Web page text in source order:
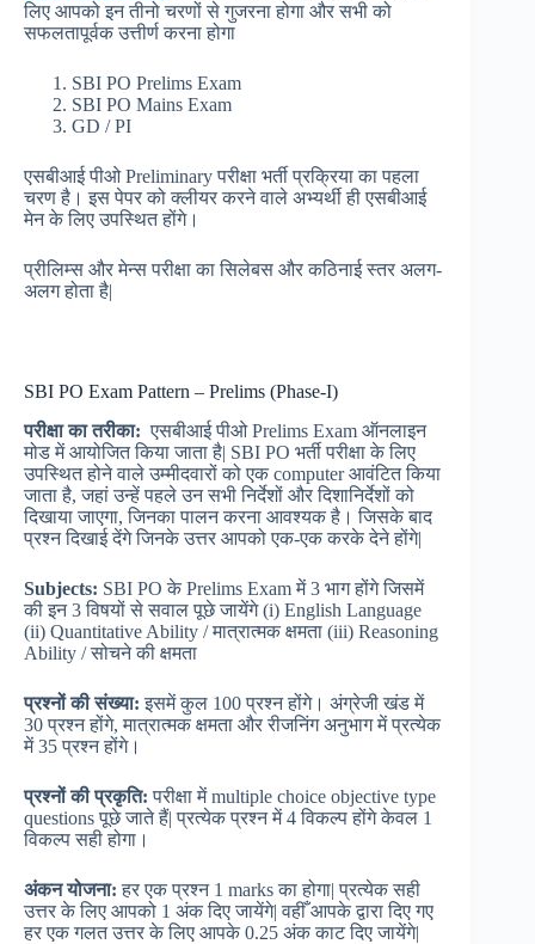
लिए आपको इन तीनो चरणों से गुजरना होगा और सभी को
सफलतापूर्वक उत्तीर्ण करना होगा
SBI PO Prelims Exam
SBI PO Mains Exam
GD / PI
एसबीआई पीओ Preliminary परीक्षा भर्ती प्रक्रिया का पहला
चरण है। इस पेपर को क्लीयर करने वाले अभ्यर्थी ही एसबीआई
मेन के लिए उपस्थित होंगे।
प्रीलिम्स और मेन्स परीक्षा का सिलेबस और कठिनाई स्तर अलग-
अलग होता है|
SBI PO Exam Pattern – Prelims (Phase-I)
परीक्षाकातरीका: एसबीआई पीओ Prelims Exam ऑनलाइन
मोड में आयोजित किया जाता है| SBI PO भर्ती परीक्षा के लिए
उपस्थित होने वाले उम्मीदवारों को एक computer आवंटित किया
जाता है, जहां उन्हें पहले उन सभी निर्देशों और दिशानिर्देशों को
दिखाया जाएगा, जिनका पालन करना आवश्यक है। जिसके बाद
प्रश्न दिखाई देंगे जिनके उत्तर आपको एक-एक करके देने होंगे|
Subjects: SBI PO के Prelims Exam में 3 भाग होंगे जिसमें
की इन 3 विषयों से सवाल पूछे जायेंगे (i) English Language
(ii) Quantitative Ability / मात्रात्मक क्षमता (iii) Reasoning
Ability / सोचने की क्षमता
प्रश्नोंकीसंख्या: इसमें कुल 100 प्रश्न होंगे। अंग्रेजी खंड में
30 प्रश्न होंगे, मात्रात्मक क्षमता और रीजनिंग अनुभाग में प्रत्येक
में 35 प्रश्न होंगे।
प्रश्नोंकीप्रकृति: परीक्षा में multiple choice objective type
questions पूछे जाते हैं| प्रत्येक प्रश्न में 4 विकल्प होंगे केवल 1
विकल्प सही होगा।
अंकनयोजना: हर एक प्रश्न 1 marks का होगा| प्रत्येक सही
उत्तर के लिए आपको 1 अंक दिए जायेंगे| वहीँ आपके द्वारा दिए गए
हर एक गलत उत्तर के लिए आपके 0.25 अंक काट दिए जायेंगे|